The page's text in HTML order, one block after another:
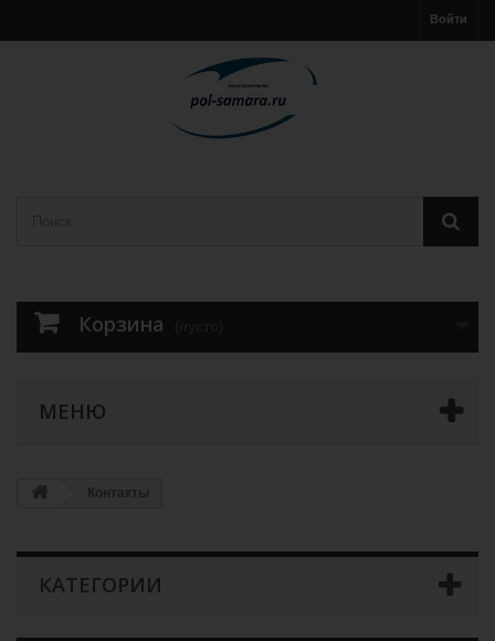
Войти
Корзина
МЕНЮ
Контакты
КАТЕГОРИИ